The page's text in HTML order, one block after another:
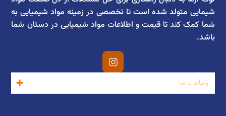
شیمایی متولد شده است تا تخصصی در زمینه مواد شیمیایی به
شما کمک کند تا قیمت و اطلاعات مواد شیمیایی در دستان شما
باشد.
ارتباط با ما